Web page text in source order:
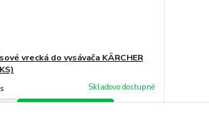
vrecká do vysávača KÄRCHER
Skladovo dostupné